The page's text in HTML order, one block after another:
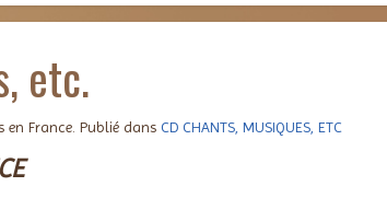
etc.
en France. Publié dans CD CHANTS, MUSIQUES, ETC